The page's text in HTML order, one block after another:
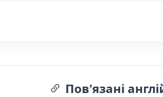
Пов'язані